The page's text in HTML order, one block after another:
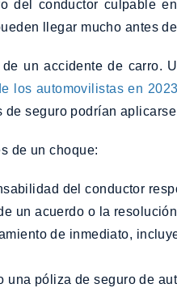
conductor culpable
llegar mucho antes
un accidente de carro.
los automovilistas en
seguro podrían
de un choque:
del conductor
un acuerdo o la
de inmediato,
póliza de seguro de